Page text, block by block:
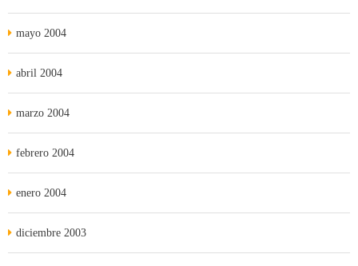
mayo 2004
abril 2004
marzo 2004
febrero 2004
enero 2004
diciembre 2003